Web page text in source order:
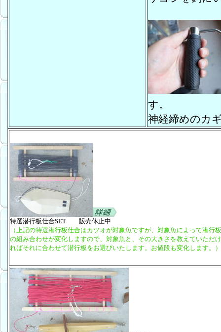
す。
神経締めのカ
特選潜行板仕合SET 販売休止中
（上記の特選潜行板仕合はカツオが対象魚ですが、対象魚によって潜行板
の組み合わせが変化しますので、対象魚と、その大きさを教えていただけ
ればそれに合わせて潜行板をお選びいたします。お値段も変化します。）